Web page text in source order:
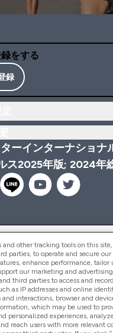
をする
録
ーインターナショナ
ス2025年版; 2024年
ド
and other tracking tools on this
parties, to operate and secure our
enhance performance, tailor
our marketing and
third parties to access and
as IP addresses and online
and interactions, browser and
which may be used to
personalized experiences,
reach users with more relevant